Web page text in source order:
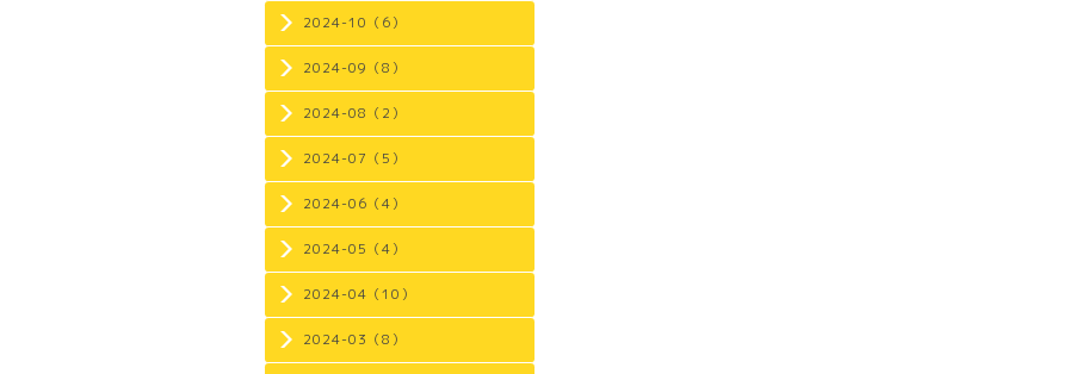
2024-10（6）
2024-09（8）
2024-08（2）
2024-07（5）
2024-06（4）
2024-05（4）
2024-04（10）
2024-03（8）